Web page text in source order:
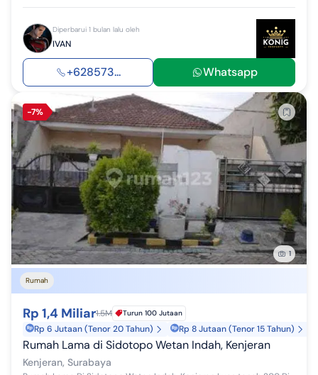
Diperbarui 1 bulan lalu oleh
IVAN
+628573... Whatsapp
1
-7%
Rumah
Rp 1,4 Miliar1.5M Turun 100 Jutaan
Rp 6 Jutaan (Tenor 20 Tahun) Rp 8 Jutaan (Tenor 15 Tahun)
Rumah Lama di Sidotopo Wetan Indah, Kenjeran
Kenjeran, Surabaya